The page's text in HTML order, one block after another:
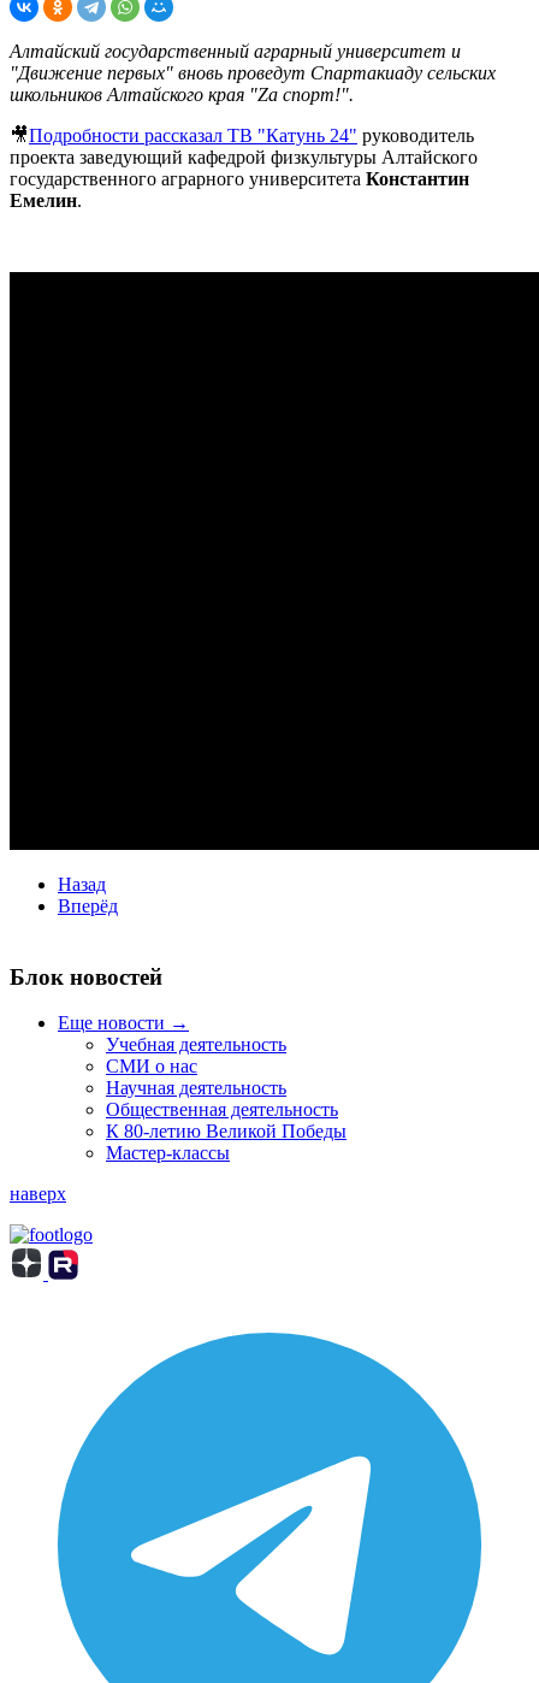
Алтайский государственный аграрный университет и
"Движение первых" вновь проведут Спартакиаду сельских
школьников Алтайского края "Za спорт!".
🎥Подробности рассказал ТВ "Катунь 24" руководитель
проекта заведующий кафедрой физкультуры Алтайского
государственного аграрного университета Константин
Емелин.
Назад
Вперёд
Блок новостей
Еще новости →
Учебная деятельность
СМИ о нас
Научная деятельность
Общественная деятельность
К 80-летию Великой Победы
Мастер-классы
наверх